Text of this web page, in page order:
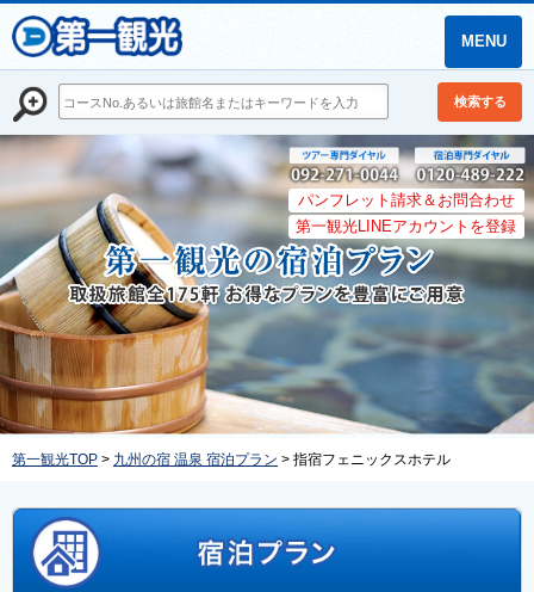
MENU
検索する
パンフレット請求＆お問合わせ
第一観光LINEアカウントを登録
第一観光TOP > 九州の宿 温泉 宿泊プラン > 指宿フェニックスホテル